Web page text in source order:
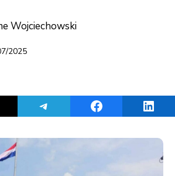
Wojciechowski
2025
on ThreadsShare on TelegramShare on Facebook